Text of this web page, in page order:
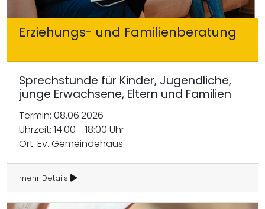
Erziehungs- und Familienberatung
Sprechstunde für Kinder, Jugendliche,
junge Erwachsene, Eltern und Familien
Termin: 08.06.2026
Uhrzeit: 14:00 - 18:00 Uhr
Ort: Ev. Gemeindehaus
mehr Details